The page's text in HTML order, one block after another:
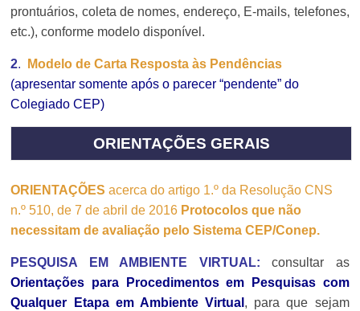
prontuários, coleta de nomes, endereço, E-mails, telefones,
etc.), conforme modelo disponível.
2.
Modelo de Carta Resposta às Pendências
(apresentar somente após o parecer “pendente” do
Colegiado CEP)
ORIENTAÇÕES GERAIS
ORIENTAÇÕES acerca do artigo 1.º da Resolução CNS
n.º 510, de 7 de abril de 2016 Protocolos que não
necessitam de avaliação pelo Sistema CEP/Conep.
PESQUISA EM AMBIENTE VIRTUAL:consultar as
Orientações para Procedimentos em Pesquisas com
Qualquer Etapa em Ambiente Virtual , para que sejam